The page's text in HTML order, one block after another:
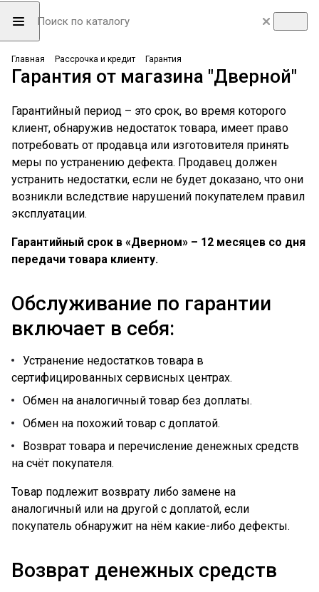
Главная Рассрочка и кредит Гарантия
Гарантия от магазина "Дверной"
Гарантийный период – это срок, во время которого
клиент, обнаружив недостаток товара, имеет право
потребовать от продавца или изготовителя принять
меры по устранению дефекта. Продавец должен
устранить недостатки, если не будет доказано, что они
возникли вследствие нарушений покупателем правил
эксплуатации.
Гарантийный срок в «Дверном» – 12 месяцев со дня
передачи товара клиенту.
Обслуживание по гарантии
включает в себя:
Устранение недостатков товара в
сертифицированных сервисных центрах.
Обмен на аналогичный товар без доплаты.
Обмен на похожий товар с доплатой.
Возврат товара и перечисление денежных средств
на счёт покупателя.
Товар подлежит возврату либо замене на
аналогичный или на другой с доплатой, если
покупатель обнаружит на нём какие-либо дефекты.
Возврат денежных средств